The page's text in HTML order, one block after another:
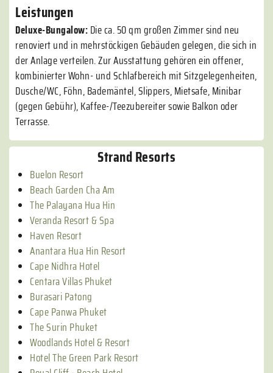
Leistungen
Deluxe-Bungalow:Die ca. 50 qm großen Zimmer sind neu
renoviert und in mehrstöckigen Gebäuden gelegen, die sich in
der Anlage verteilen. Zur Ausstattung gehören ein offener,
kombinierter Wohn- und Schlafbereich mit Sitzgelegenheiten,
Dusche/WC, Föhn, Bademäntel, Slippers, Mietsafe, Minibar
(gegen Gebühr), Kaffee-/Teezubereiter sowie Balkon oder
Terrasse.
Strand Resorts
Buelon Resort
Beach Garden Cha Am
The Palayana Hua Hin
Veranda Resort & Spa
Haven Resort
Anantara Hua Hin Resort
Cape Nidhra Hotel
Centara Villas Phuket
Burasari Patong
Cape Panwa Phuket
The Surin Phuket
Woodlands Hotel & Resort
Hotel The Green Park Resort